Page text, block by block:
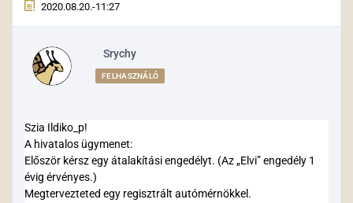
2020.08.20.-11:27
Srychy
FELHASZNÁLÓ
Szia Ildiko_p!
A hivatalos ügymenet:
Először kérsz egy átalakítási engedélyt. (Az „Elvi” engedély 1
évig érvényes.)
Megtervezteted egy regisztrált autómérnökkel.